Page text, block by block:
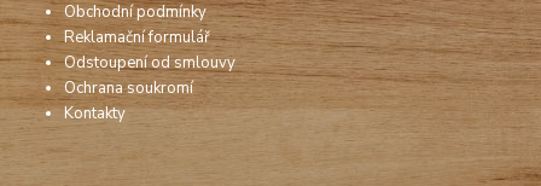
Obchodní podmínky
Reklamační formulář
Odstoupení od smlouvy
Ochrana soukromí
Kontakty